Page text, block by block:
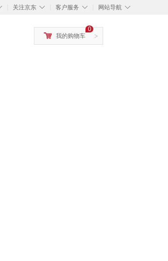
◇
关注京东 ◇
客户服务 ◇
网站导航
>
0
我的购物车